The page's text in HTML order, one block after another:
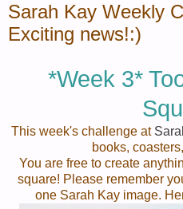
Sarah Kay Weekly
Exciting news!:)
*Week 3*
This week's challenge at
books,
You are free to create
square! Please remember
one Sarah Kay image.